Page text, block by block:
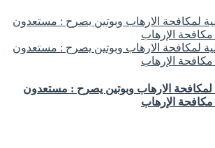
لمكافحة الارهاب وبوتين يصرح : مستعدون
الإرهاب